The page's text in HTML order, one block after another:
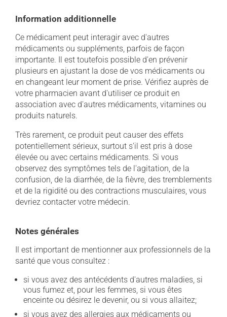
Information additionnelle
Ce médicament peut interagir avec d'autres
médicaments ou suppléments, parfois de façon
importante. Il est toutefois possible d'en prévenir
plusieurs en ajustant la dose de vos médicaments ou
en changeant leur moment de prise. Vérifiez auprès de
votre pharmacien avant d'utiliser ce produit en
association avec d'autres médicaments, vitamines ou
produits naturels.
Très rarement, ce produit peut causer des effets
potentiellement sérieux, surtout s'il est pris à dose
élevée ou avec certains médicaments. Si vous
observez des symptômes tels de l'agitation, de la
confusion, de la diarrhée, de la fièvre, des tremblements
et de la rigidité ou des contractions musculaires, vous
devriez contacter votre médecin.
Notes générales
Il est important de mentionner aux professionnels de la
santé que vous consultez :
si vous avez des antécédents d'autres maladies, si
vous fumez et, pour les femmes, si vous êtes
enceinte ou désirez le devenir, ou si vous allaitez;
si vous avez des allergies aux médicaments ou